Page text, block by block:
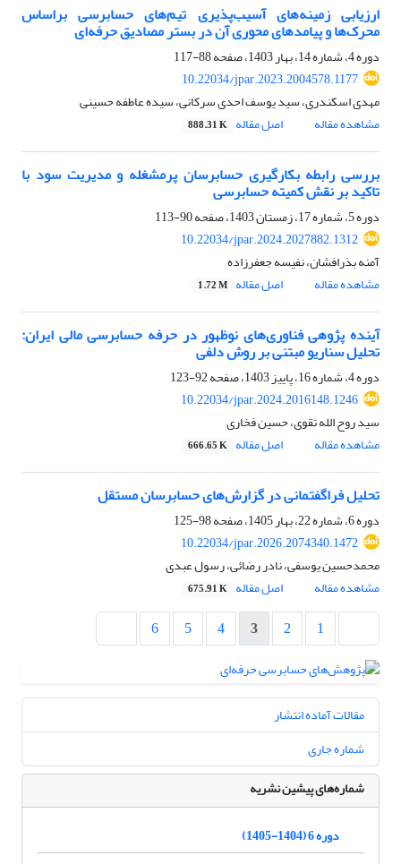
ارزیابی زمینه‌های آسیب‌پذیری تیم‌های حسابرسی براساس
محرک‌ها و پیامدهای محوری آن در بستر مصادیق حرفه‌ای
دوره 4، شماره 14، بهار 1403، صفحه
88-117
10.22034/jpar.2023.2004578.1177
مهدی اسکندری، سید یوسف احدی سرکانی، سیده عاطفه حسینی
مشاهده مقاله
اصل مقاله 888.31 K
بررسی رابطه بکارگیری حسابرسان پرمشغله و مدیریت سود با
تاکید بر نقش کمیته حسابرسی
دوره 5، شماره 17، زمستان 1403، صفحه
90-113
10.22034/jpar.2024.2027882.1312
آمنه بذرافشان، نفیسه جعفرزاده
مشاهده مقاله
اصل مقاله 1.72 M
آینده پژوهی فناوری‌های نوظهور در حرفه حسابرسی مالی ایران:
تحلیل سناریو مبتنی بر روش دلفی
دوره 4، شماره 16، پاییز 1403، صفحه
92-123
10.22034/jpar.2024.2016148.1246
سید روح الله تقوی، حسین فخاری
مشاهده مقاله
اصل مقاله 666.65 K
تحلیل فراگفتمانی در گزارش‌های حسابرسان مستقل
دوره 6، شماره 22، بهار 1405، صفحه
98-125
10.22034/jpar.2026.2074340.1472
محمدحسین یوسفی، نادر رضائی، رسول عبدی
مشاهده مقاله
اصل مقاله 675.91 K
1
2
3
4
5
6
مقالات آماده انتشار
شماره جاری
شماره‌های پیشین نشریه
دوره 6 (1404-1405)